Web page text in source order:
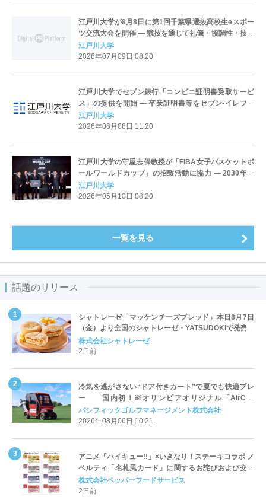
江戸川大学が8月8日に第1回千葉県選抜高校生eスポー
ツ交流大会を開催 ― 競技を通じて礼儀・協調性・技術
の向上を目指す
江戸川大学
2026年07月09日 08:20
江戸川大学でセブン銀行「コンビニ証明書受取サービ
ス」の提供を開始 ― 卒業証明書等をセブン-イレブン
のマルチコピー機で発行可能に
江戸川大学
2026年06月08日 11:20
江戸川大学の守屋志保教授が「FIBA女子バスケットボ
ールワールドカップ」の招致活動に協力 ― 2030年に
日本での初開催が決定
江戸川大学
2026年05月10日 08:20
一覧を見る
話題のリリース
シャトレーゼ「マッケンチーズブレッド」本日8月7日
（金）より全国のシャトレーゼ・YATSUDOKIで発売
株式会社シャトレーゼ
2日前
冷気を逃がさない“ドア付きカート”で夏でも快適プレ
ー 国内初！※オリンピアオリジナル「AirCon
Cart（エアコンカート）」導入 | ＰＧＭ
パシフィックゴルフマネージメント株式会社
2026年08月06日 10:21
アニメ「ハイキュー!!」×いきなり！ステーキコラボ ノ
ベルティ「名札風カード」に関するお詫びおよび交換
対応についてのご案内
株式会社ペッパーフードサービス
2日前